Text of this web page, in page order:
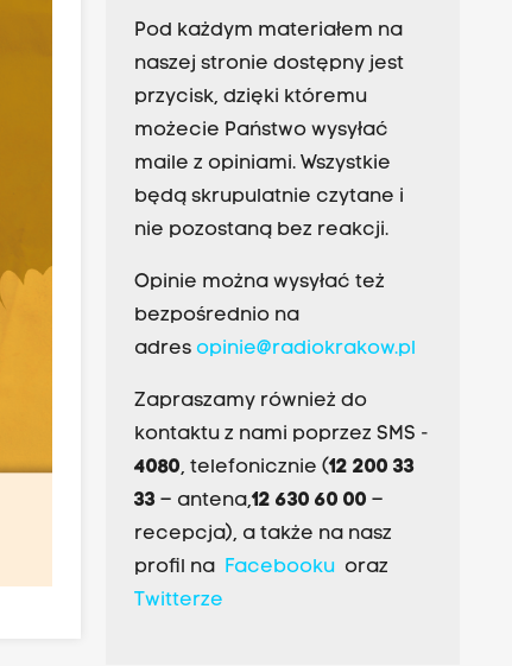
Pod każdym materiałem na
naszej stronie dostępny jest
przycisk, dzięki któremu
możecie Państwo wysyłać
maile z opiniami. Wszystkie
będą skrupulatnie czytane i
nie pozostaną bez reakcji.
Opinie można wysyłać też
bezpośrednio na
adres opinie@radiokrakow.pl
Zapraszamy również do
kontaktu z nami poprzez SMS -
4080, telefonicznie (12 200 33
33– antena,12 630 60 00 –
recepcja), a także na nasz
profil na Facebookuoraz
Twitterze